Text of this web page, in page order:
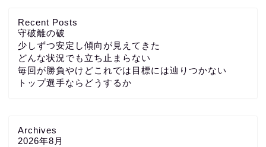
Recent Posts
守破離の破
少しずつ安定し傾向が見えてきた
どんな状況でも立ち止まらない
毎回が勝負やけどこれでは目標には辿りつかない
トップ選手ならどうするか
Archives
2026年8月